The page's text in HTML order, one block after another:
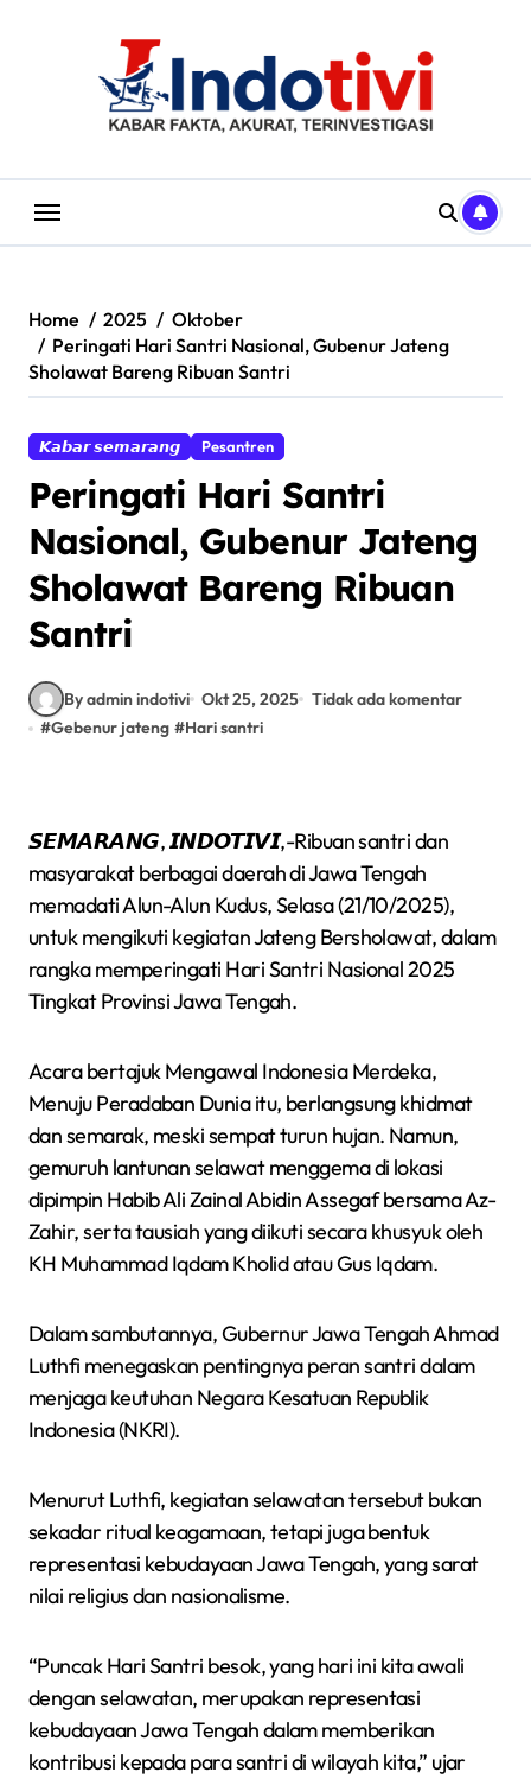
Home 2025
Oktober
Peringati Hari Santri Nasional, Gubenur Jateng
Sholawat Bareng Ribuan Santri
𝙆𝙖𝙗𝙖𝙧 𝙨𝙚𝙢𝙖𝙧𝙖𝙣𝙜 Pesantren
Peringati Hari Santri
Nasional, Gubenur Jateng
Sholawat Bareng Ribuan
Santri
By admin indotivi Okt 25, 2025 Tidak ada komentar
#Gebenur jateng #Hari santri
𝙎𝙀𝙈𝘼𝙍𝘼𝙉𝙂, 𝙄𝙉𝘿𝙊𝙏𝙄𝙑𝙄,-Ribuan santri dan
masyarakat berbagai daerah di Jawa Tengah
memadati Alun-Alun Kudus, Selasa (21/10/2025),
untuk mengikuti kegiatan Jateng Bersholawat, dalam
rangka memperingati Hari Santri Nasional 2025
Tingkat Provinsi Jawa Tengah.
Acara bertajuk Mengawal Indonesia Merdeka,
Menuju Peradaban Dunia itu, berlangsung khidmat
dan semarak, meski sempat turun hujan. Namun,
gemuruh lantunan selawat menggema di lokasi
dipimpin Habib Ali Zainal Abidin Assegaf bersama Az-
Zahir, serta tausiah yang diikuti secara khusyuk oleh
KH Muhammad Iqdam Kholid atau Gus Iqdam.
Dalam sambutannya, Gubernur Jawa Tengah Ahmad
Luthfi menegaskan pentingnya peran santri dalam
menjaga keutuhan Negara Kesatuan Republik
Indonesia (NKRI).
Menurut Luthfi, kegiatan selawatan tersebut bukan
sekadar ritual keagamaan, tetapi juga bentuk
representasi kebudayaan Jawa Tengah, yang sarat
nilai religius dan nasionalisme.
“Puncak Hari Santri besok, yang hari ini kita awali
dengan selawatan, merupakan representasi
kebudayaan Jawa Tengah dalam memberikan
kontribusi kepada para santri di wilayah kita,” ujar